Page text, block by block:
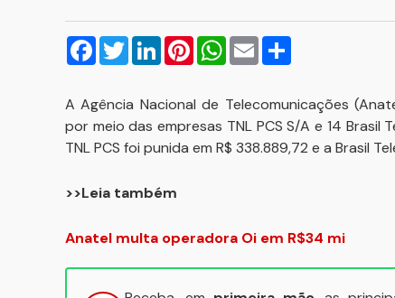
Facebook
TwitterLinkedInPinterestWhatsApp
Email
A Agência Nacional de Telecomunicações
por meio das empresas TNL PCS S/A e 14
TNL PCS foi punida em R$ 338.889,72 e a Brasil
>>Leia também
Anatel multa operadora Oi em R$34 mi